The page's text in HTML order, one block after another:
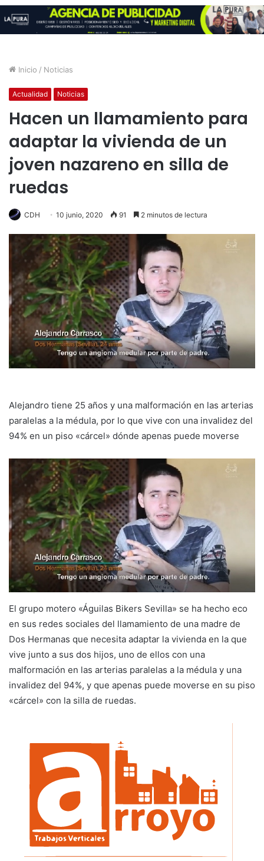
Inicio / Noticias
Actualidad Noticias
Hacen un llamamiento para
adaptar la vivienda de un
joven nazareno en silla de
ruedas
CDH 10 junio, 2020 91 2 minutos de lectura
Alejandro tiene 25 años y una malformación en las arterias
paralelas a la médula, por lo que vive con una invalidez del
94% en un piso «cárcel» dónde apenas puede moverse
El grupo motero «Águilas Bikers Sevilla» se ha hecho eco
en sus redes sociales del llamamiento de una madre de
Dos Hermanas que necesita adaptar la vivienda en la que
vive junto a sus dos hijos, uno de ellos con una
malformación en las arterias paralelas a la médula y una
invalidez del 94%, y que apenas puede moverse en su piso
«cárcel» con la silla de ruedas.